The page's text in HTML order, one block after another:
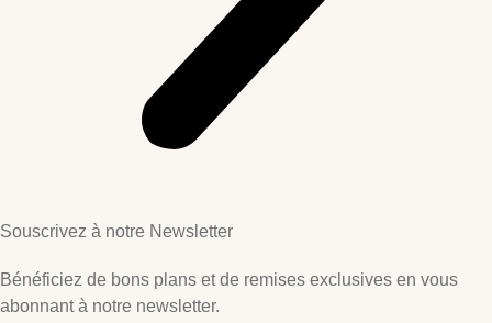
Souscrivez à notre Newsletter
Bénéficiez de bons plans et de remises exclusives en vous
abonnant à notre newsletter.